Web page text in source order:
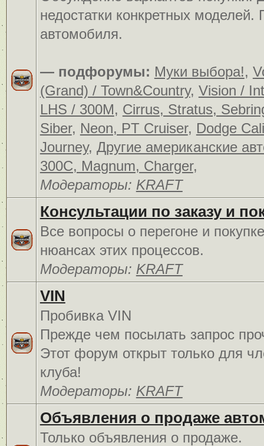
недостатки конкретных
автомобиля.
— подфорумы: Муки выбора!,
(Grand) / Town&Country, Vision /
LHS / 300M, Cirrus, Stratus,
Siber, Neon, PT Cruiser, Dodge
Journey, Другие американские
300C, Magnum, Charger,
Модераторы: KRAFT
Консультации по заказу и
Все вопросы о перегоне и
нюансах этих процессов.
Модераторы: KRAFT
VIN
Пробивка VIN
Прежде чем посылать запрос
Этот форум открыт только для
клуба!
Модераторы: KRAFT
Объявления о продаже
Только объявления о продаже.